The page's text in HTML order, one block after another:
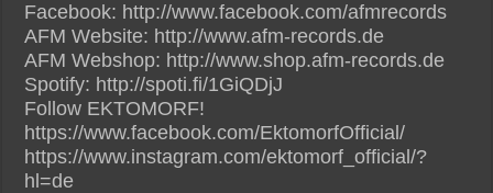
Facebook: http://www.facebook.com/afmrecords
AFM Website: http://www.afm-records.de
AFM Webshop: http://www.shop.afm-records.de
Spotify: http://spoti.fi/1GiQDjJ
Follow EKTOMORF!
https://www.facebook.com/EktomorfOfficial/
https://www.instagram.com/ektomorf_official/?
hl=de